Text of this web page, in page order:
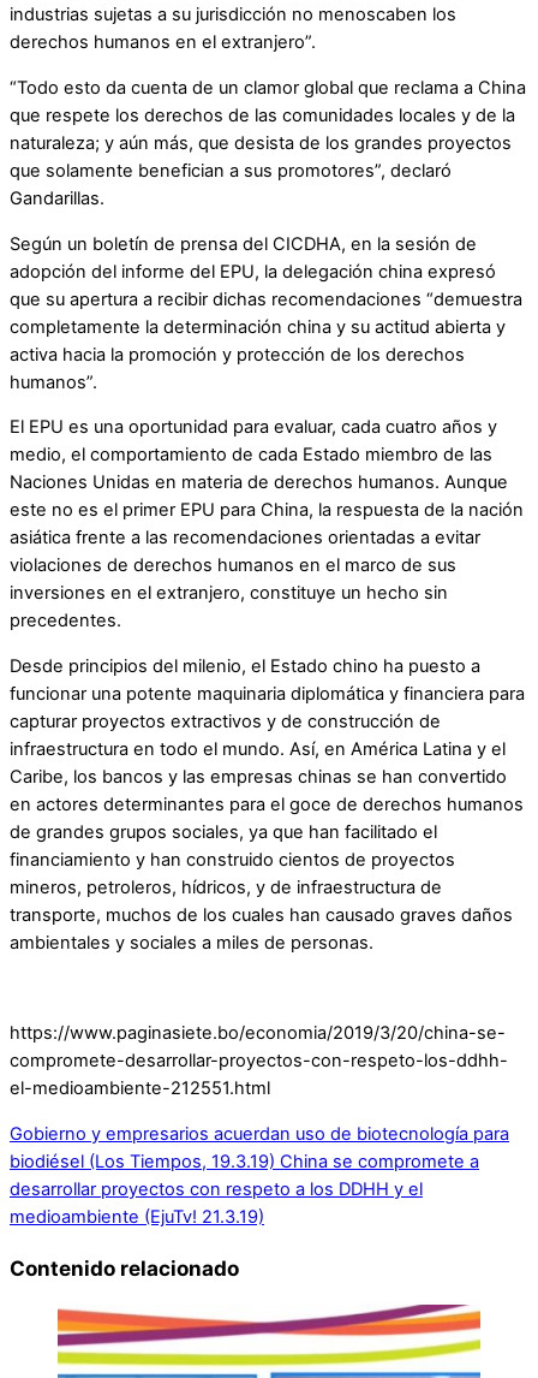
industrias sujetas a su jurisdicción no menoscaben los
derechos humanos en el extranjero”.
“Todo esto da cuenta de un clamor global que reclama a China
que respete los derechos de las comunidades locales y de la
naturaleza; y aún más, que desista de los grandes proyectos
que solamente benefician a sus promotores”, declaró
Gandarillas.
Según un boletín de prensa del CICDHA, en la sesión de
adopción del informe del EPU, la delegación china expresó
que su apertura a recibir dichas recomendaciones “demuestra
completamente la determinación china y su actitud abierta y
activa hacia la promoción y protección de los derechos
humanos”.
El EPU es una oportunidad para evaluar, cada cuatro años y
medio, el comportamiento de cada Estado miembro de las
Naciones Unidas en materia de derechos humanos. Aunque
este no es el primer EPU para China, la respuesta de la nación
asiática frente a las recomendaciones orientadas a evitar
violaciones de derechos humanos en el marco de sus
inversiones en el extranjero, constituye un hecho sin
precedentes.
Desde principios del milenio, el Estado chino ha puesto a
funcionar una potente maquinaria diplomática y financiera para
capturar proyectos extractivos y de construcción de
infraestructura en todo el mundo. Así, en América Latina y el
Caribe, los bancos y las empresas chinas se han convertido
en actores determinantes para el goce de derechos humanos
de grandes grupos sociales, ya que han facilitado el
financiamiento y han construido cientos de proyectos
mineros, petroleros, hídricos, y de infraestructura de
transporte, muchos de los cuales han causado graves daños
ambientales y sociales a miles de personas.
https://www.paginasiete.bo/economia/2019/3/20/china-se-
compromete-desarrollar-proyectos-con-respeto-los-ddhh-
el-medioambiente-212551.html
Gobierno y empresarios acuerdan uso de biotecnología para
biodiésel (Los Tiempos, 19.3.19) China se compromete a
desarrollar proyectos con respeto a los DDHH y el
medioambiente (EjuTv! 21.3.19)
Contenido relacionado